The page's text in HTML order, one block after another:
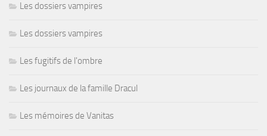
Les dossiers vampires
Les dossiers vampires
Les fugitifs de l'ombre
Les journaux de la famille Dracul
Les mémoires de Vanitas